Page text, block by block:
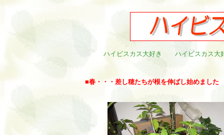
ハイビスカス大好き ハイビスカス大
■春・・・差し穂たちが根を伸ばし始めました